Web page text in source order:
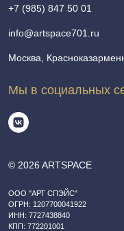
© 2026 ARTSPACE
ООО "АРТ СПЭЙС"
ОГРН: 1207700041922
ИНН: 7727438840
КПП: 772201001
+7 (985) 847 50 01
info@artspace701.ru
Москва,
Мы в социальных